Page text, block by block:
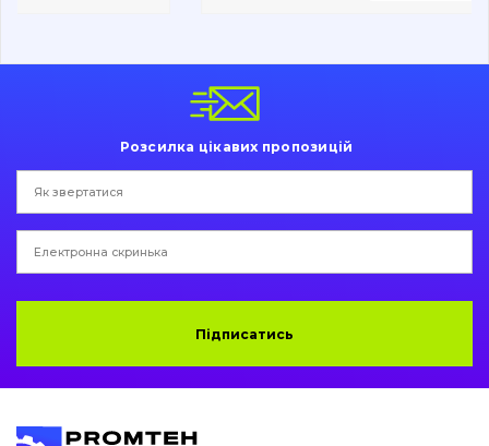
Захист (ковша, адаптера)
Пальці та Втулки
Гідравліка
написати
листа
Розсилка цікавих пропозицій
Підписатись